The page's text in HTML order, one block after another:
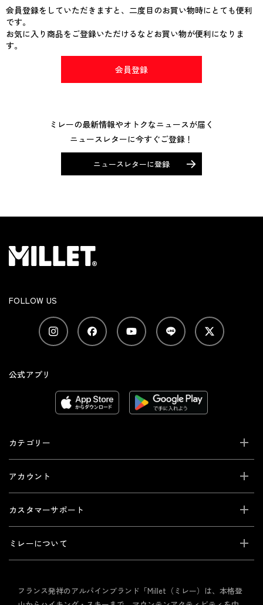
会員登録をしていただきますと、二度目のお買い物時にとても便利
です。
お気に入り商品をご登録いただけるなどお買い物が便利になりま
す。
会員登録
ミレーの最新情報やオトクなニュースが届く
ニュースレターに今すぐご登録！
ニュースレターに登録
FOLLOW US
公式アプリ
カテゴリー
アカウント
カスタマーサポート
ミレーについて
フランス発祥のアルパインブランド「Millet（ミレー）は、本格登